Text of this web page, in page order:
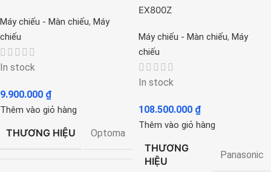
Máy chiếu - Màn chiếu, Máy
chiếu
In stock
9.900.000 ₫
Thêm vào giỏ hàng
THƯƠNG HIỆU Optoma
EX800Z
Máy chiếu - Màn chiếu, Máy
chiếu
In stock
108.500.000 ₫
Thêm vào giỏ hàng
THƯƠNG
HIỆU
Panasonic